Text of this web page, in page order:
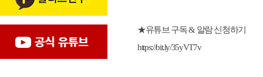
★유튜브 구독 & 알람 신청하기
https://bit.ly/35yVT7v